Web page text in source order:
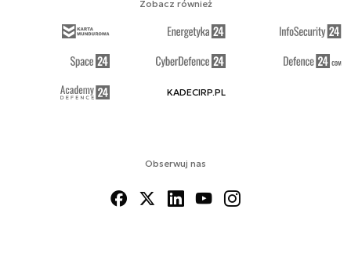
Obserwuj nas
Zobacz również
KADECIRP.PL